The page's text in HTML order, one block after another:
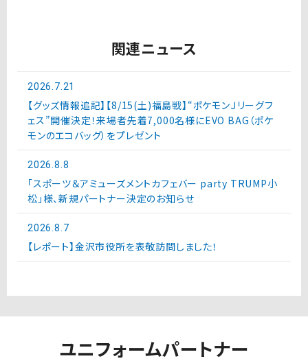
関連ニュース
2026.7.21
【グッズ情報追記】【8/15(土)福島戦】“ポケモンＪリーグフ
ェス”開催決定！来場者先着7,000名様にEVO BAG（ポケ
モンのエコバッグ）をプレゼント
2026.8.8
「スポーツ＆アミューズメントカフェバー party TRUMP小
松」様、新規パートナー決定のお知らせ
2026.8.7
【レポート】金沢市役所を表敬訪問しました！
ユニフォームパートナー